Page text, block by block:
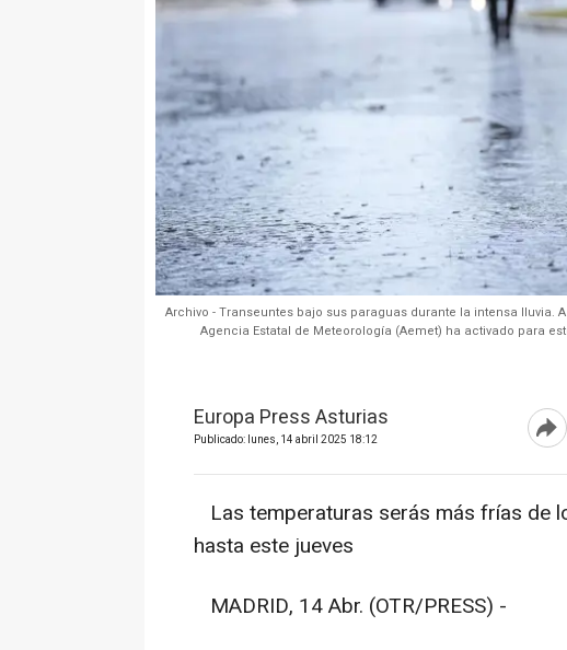
Archivo - Transeuntes bajo sus paraguas durante la intensa lluvia.
Agencia Estatal de Meteorología (Aemet) ha activado para
Europa Press Asturias
Publicado: lunes, 14 abril 2025 18:12
Las temperaturas serás más frías de
hasta este jueves
MADRID, 14 Abr. (OTR/PRESS) -